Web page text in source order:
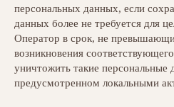
персональных данных, если
данных более не требуется для
Оператор в срок, не
возникновения
уничтожить такие персональные
предусмотренном локальными